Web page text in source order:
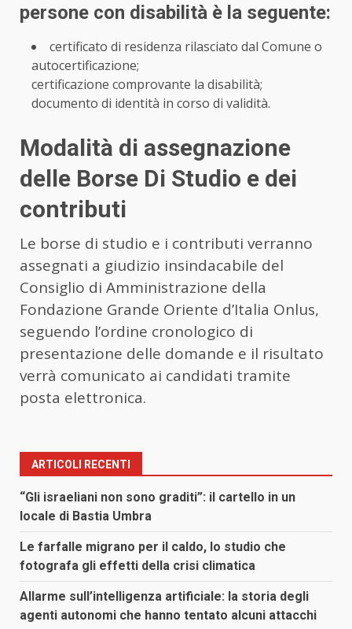
persone con disabilità è la seguente:
certificato di residenza rilasciato dal Comune o
autocertificazione;
certificazione comprovante la disabilità;
documento di identità in corso di validità.
Modalità di assegnazione
delle Borse Di Studio e dei
contributi
Le borse di studio e i contributi verranno
assegnati a giudizio insindacabile del
Consiglio di Amministrazione della
Fondazione Grande Oriente d’Italia Onlus,
seguendo l’ordine cronologico di
presentazione delle domande e il risultato
verrà comunicato ai candidati tramite
posta elettronica.
ARTICOLI RECENTI
“Gli israeliani non sono graditi”: il cartello in un
locale di Bastia Umbra
Le farfalle migrano per il caldo, lo studio che
fotografa gli effetti della crisi climatica
Allarme sull’intelligenza artificiale: la storia degli
agenti autonomi che hanno tentato alcuni attacchi